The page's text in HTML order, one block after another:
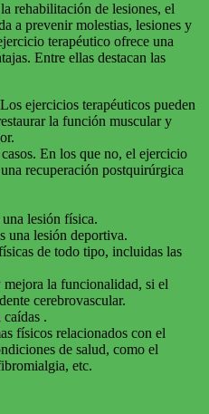
rehabilitación de lesiones, el
a prevenir molestias, lesiones y
terapéutico ofrece una
Entre ellas destacan las
ejercicios terapéuticos pueden
la función muscular y
En los que no, el ejercicio
recuperación postquirúrgica
lesión física.
una lesión deportiva.
de todo tipo, incluidas las
la funcionalidad, si el
cerebrovascular.
.
físicos relacionados con el
de salud, como el
etc.